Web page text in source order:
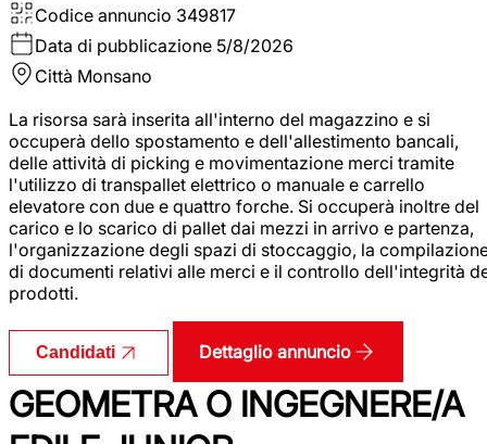
Codice annuncio 349817
Data di pubblicazione 5/8/2026
Città Monsano
La risorsa sarà inserita all'interno del magazzino e si
occuperà dello spostamento e dell'allestimento bancali,
delle attività di picking e movimentazione merci tramite
l'utilizzo di transpallet elettrico o manuale e carrello
elevatore con due e quattro forche. Si occuperà inoltre del
carico e lo scarico di pallet dai mezzi in arrivo e partenza,
l'organizzazione degli spazi di stoccaggio, la
di documenti relativi alle merci e il controllo dell'integrità
prodotti.
Candidati Dettaglio annuncio
GEOMETRA O INGEGNERE/A